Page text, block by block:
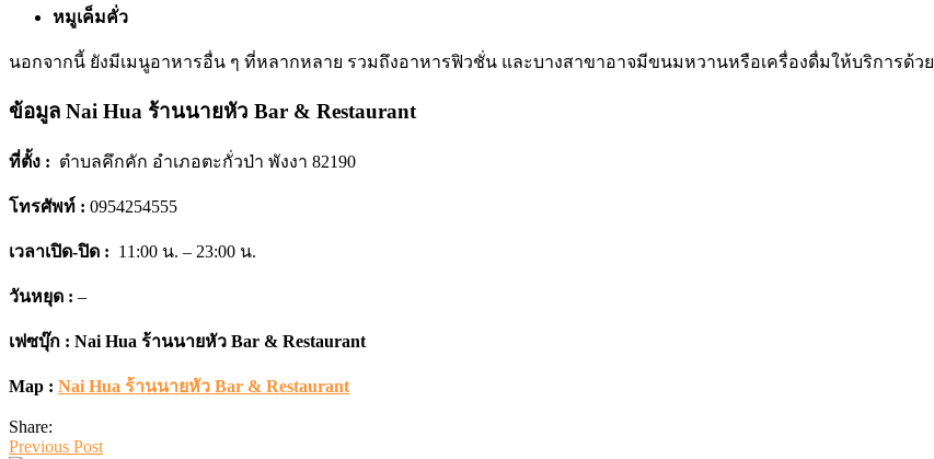
หมูเค็มคั่ว
นอกจากนี้ ยังมีเมนูอาหารอื่น ๆ ที่หลากหลาย รวมถึงอาหารฟิวชั่น และบางสาขาอาจมีขนมหวานหรือเครื่องดื่มให้บริการด้วย
ข้อมูล Nai Hua ร้านนายหัว Bar & Restaurant
ที่ตั้ง : ตำบลคึกคัก อำเภอตะกั่วป่า พังงา 82190
โทรศัพท์ : 0954254555
เวลาเปิด-ปิด : 11:00 น. – 23:00 น.
วันหยุด : –
เฟซบุ๊ก : Nai Hua ร้านนายหัว Bar & Restaurant
Map : Nai Hua ร้านนายหัว Bar & Restaurant
Share:
Previous Post